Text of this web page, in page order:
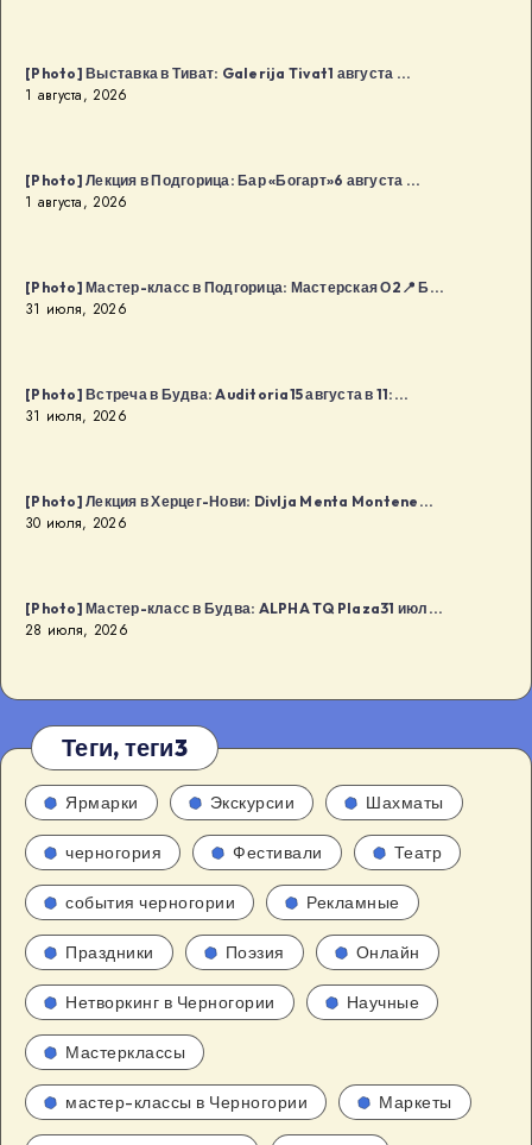
[Photo] Выставка в Тиват: Galerija Tivat1 августа ...
1 августа, 2026
[Photo] Лекция в Подгорица: Бар «Богарт»6 августа ...
1 августа, 2026
[Photo] Мастер-класс в Подгорица: Мастерская О2📍 Б...
31 июля, 2026
[Photo] Встреча в Будва: Auditoria15 августа в 11:...
31 июля, 2026
[Photo] Лекция в Херцег-Нови: Divlja Menta Montene...
30 июля, 2026
[Photo] Мастер-класс в Будва: ALPHA TQ Plaza31 июл...
28 июля, 2026
Теги, теги3
Ярмарки Экскурсии Шахматы
черногория Фестивали Театр
события черногории Рекламные
Праздники Поэзия Онлайн
Нетворкинг в Черногории Научные
Мастерклассы
мастер-классы в Черногории Маркеты